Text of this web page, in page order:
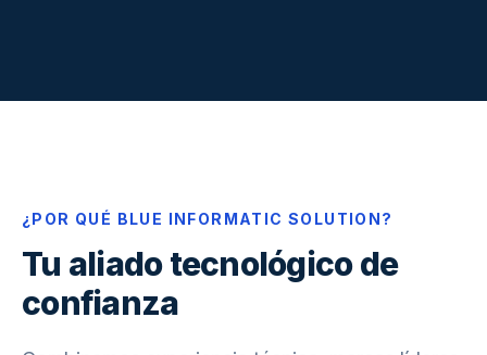
¿POR QUÉ BLUE INFORMATIC SOLUTION?
Tu aliado tecnológico de
confianza